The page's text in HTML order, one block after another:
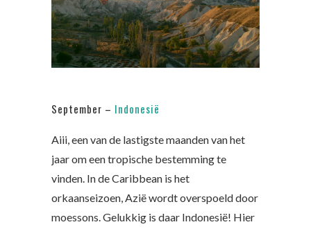
September – Indonesië
Aiii, een van de lastigste maanden van het
jaar om een tropische bestemming te
vinden. In de Caribbean is het
orkaanseizoen, Azië wordt overspoeld door
moessons. Gelukkig is daar Indonesië! Hier